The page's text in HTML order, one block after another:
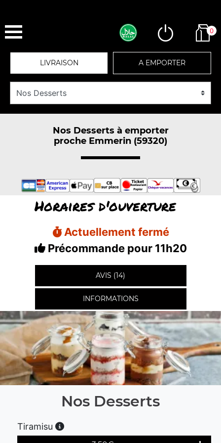
0
LIVRAISON A EMPORTER
Nos Desserts à emporter
proche Emmerin (59320)
Horaires d'ouverture
Actuellement fermé
Précommande pour 11h20
AVIS (14)
INFORMATIONS
Nos Desserts
Tiramisu